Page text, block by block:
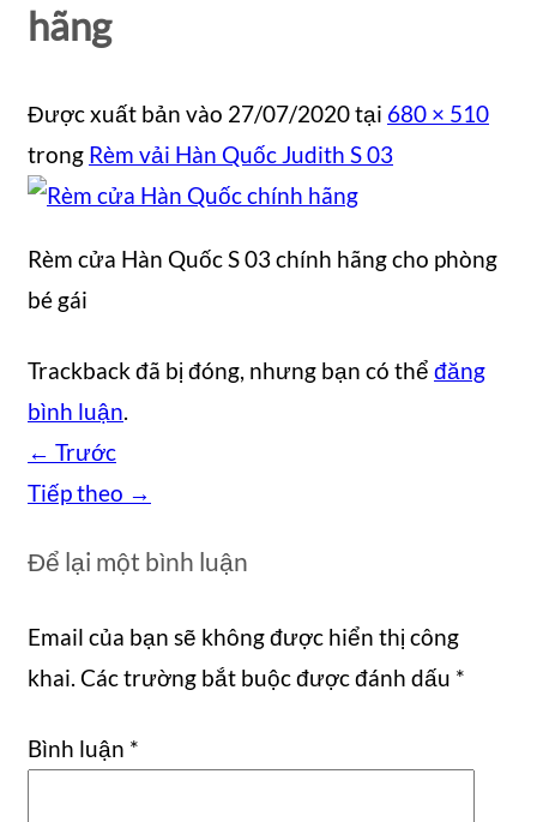
hãng
Được xuất bản vào 27/07/2020tại 680 × 510
trong Rèm vải Hàn Quốc Judith S 03
Rèm cửa Hàn Quốc S 03 chính hãng cho phòng
bé gái
Trackback đã bị đóng, nhưng bạn có thể đăng
bình luận.
← Trước
Tiếp theo →
Để lại một bình luận
Email của bạn sẽ không được hiển thị công
khai. Các trường bắt buộc được đánh dấu *
Bình luận *